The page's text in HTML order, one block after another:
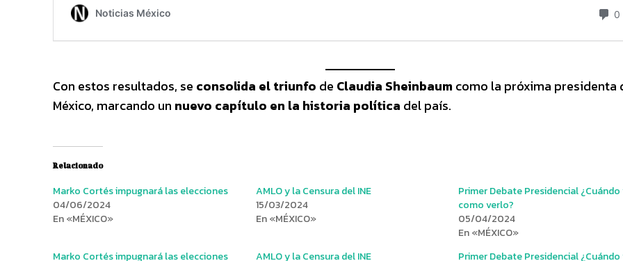
Con estos resultados, se consolida el triunfo de Claudia Sheinbaum como la próxima presidenta
México, marcando un nuevo capítulo en la historia política del país.
Relacionado
Marko Cortés impugnará las elecciones
04/06/2024
En «MÉXICO»
AMLO y la Censura del INE
15/03/2024
En «MÉXICO»
Primer Debate Presidencial ¿Cuándo
como verlo?
05/04/2024
En «MÉXICO»
Marko Cortés impugnará las elecciones
AMLO y la Censura del INE Primer Debate Presidencial ¿Cuándo